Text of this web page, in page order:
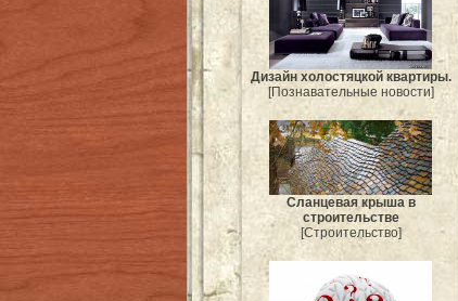
Дизайн холостяцкой квартиры.
[Познавательные новости]
Сланцевая крыша в
строительстве
[Строительство]